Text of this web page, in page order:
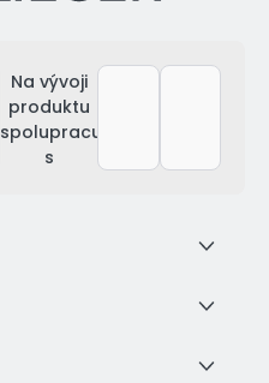
Na vývoji
produktu
spolupracujeme
s